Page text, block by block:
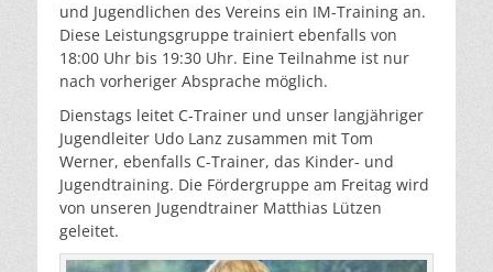
und Jugendlichen des Vereins ein IM-Training an.
Diese Leistungsgruppe trainiert ebenfalls von
18:00 Uhr bis 19:30 Uhr. Eine Teilnahme ist nur
nach vorheriger Absprache möglich.
Dienstags leitet C-Trainer und unser langjähriger
Jugendleiter Udo Lanz zusammen mit Tom
Werner, ebenfalls C-Trainer, das Kinder- und
Jugendtraining. Die Fördergruppe am Freitag wird
von unseren Jugendtrainer Matthias Lützen
geleitet.